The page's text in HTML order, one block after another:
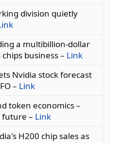
division quietly
a multibillion-dollar
business – Link
Nvidia stock forecast
– Link
token economics –
future – Link
H200 chip sales as